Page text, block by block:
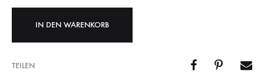
IN DEN WARENKORB
TEILEN